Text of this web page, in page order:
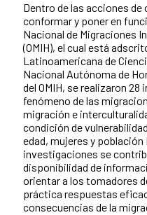
Dentro de las acciones
conformar y poner en
Nacional de Migraciones
(OMIH), el cual está
Latinoamericana de
Nacional Autónoma de
del OMIH, se realizaron
fenómeno de las
migración e
condición de
edad, mujeres y población
investigaciones se
disponibilidad de
orientar a los tomadores
práctica respuestas
consecuencias de la